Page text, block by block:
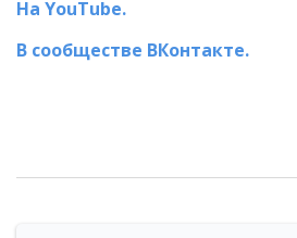
На YouTube.
В сообществе ВКонтакте.